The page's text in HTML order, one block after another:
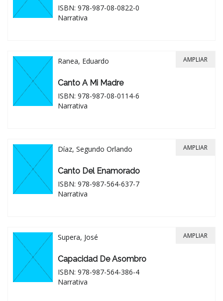
ISBN: 978-987-08-0822-0
Narrativa
Ranea, Eduardo
Canto A Mi Madre
ISBN: 978-987-08-0114-6
Narrativa
AMPLIAR
Díaz, Segundo Orlando
Canto Del Enamorado
ISBN: 978-987-564-637-7
Narrativa
AMPLIAR
Supera, José
Capacidad De Asombro
ISBN: 978-987-564-386-4
Narrativa
AMPLIAR